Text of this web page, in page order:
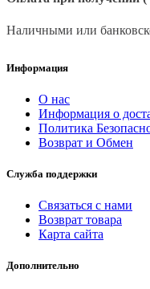
Наличными или
Информация
О нас
Информация о
Политика
Возврат и Обмен
Служба поддержки
Связаться с нами
Возврат товара
Карта сайта
Дополнительно